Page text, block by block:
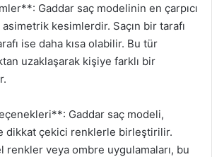
Gaddar saç modelinin en çarpıcı
kesimlerdir. Saçın bir tarafı
ise daha kısa olabilir. Bu tür
uzaklaşarak kişiye farklı bir
Gaddar saç modeli,
dikkat çekici renklerle birleştirilir.
renkler veya ombre uygulamaları, bu